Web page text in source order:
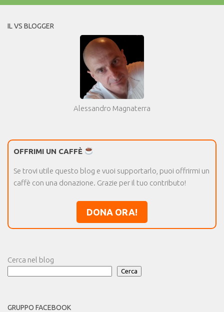
IL VS BLOGGER
Alessandro Magnaterra
OFFRIMI UN CAFFÈ
Se trovi utile questo blog e vuoi supportarlo, puoi offrirmi un
caffè con una donazione. Grazie per il tuo contributo!
DONA ORA!
Cerca nel blog
Cerca
GRUPPO FACEBOOK